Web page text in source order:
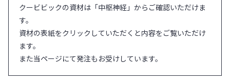
クービビックの資材は「中枢神経」からご確認いただけま
す。
資材の表紙をクリックしていただくと内容をご覧いただけ
ます。
また当ページにて発注もお受けしています。